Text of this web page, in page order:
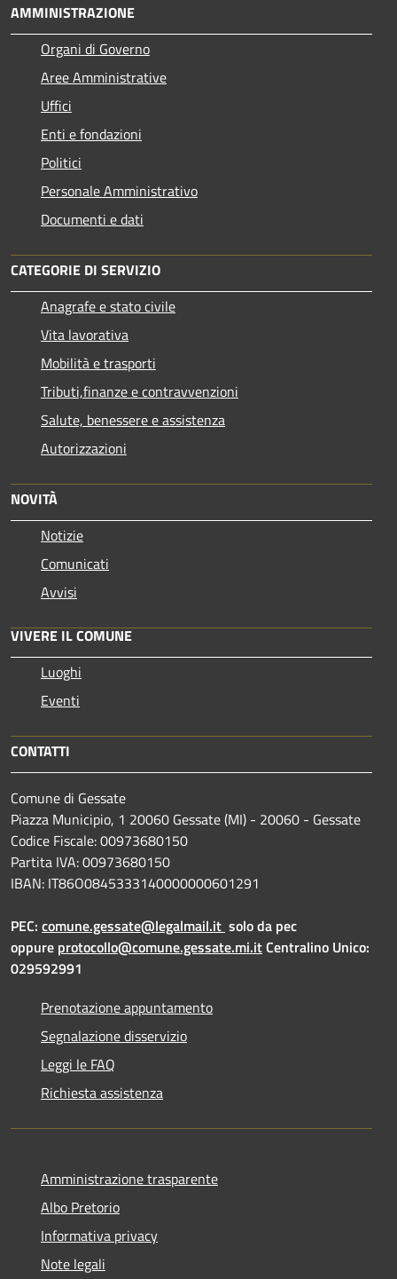
AMMINISTRAZIONE
Organi di Governo
Aree Amministrative
Uffici
Enti e fondazioni
Politici
Personale Amministrativo
Documenti e dati
CATEGORIE DI SERVIZIO
Anagrafe e stato civile
Vita lavorativa
Mobilità e trasporti
Tributi,finanze e contravvenzioni
Salute, benessere e assistenza
Autorizzazioni
NOVITÀ
Notizie
Comunicati
Avvisi
VIVERE IL COMUNE
Luoghi
Eventi
CONTATTI
Comune di Gessate
Piazza Municipio, 1 20060 Gessate (MI) - 20060 - Gessate
Codice Fiscale: 00973680150
Partita IVA: 00973680150
IBAN: IT86O0845333140000000601291
PEC: comune.gessate@legalmail.it solo da pec
oppure protocollo@comune.gessate.mi.itCentralino Unico:
029592991
Prenotazione appuntamento
Segnalazione disservizio
Leggi le FAQ
Richiesta assistenza
Amministrazione trasparente
Albo Pretorio
Informativa privacy
Note legali